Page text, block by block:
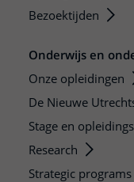
Bezoektijden
Onderwijs en
Onze opleidingen
De Nieuwe
Stage en
Research
Strategic programs